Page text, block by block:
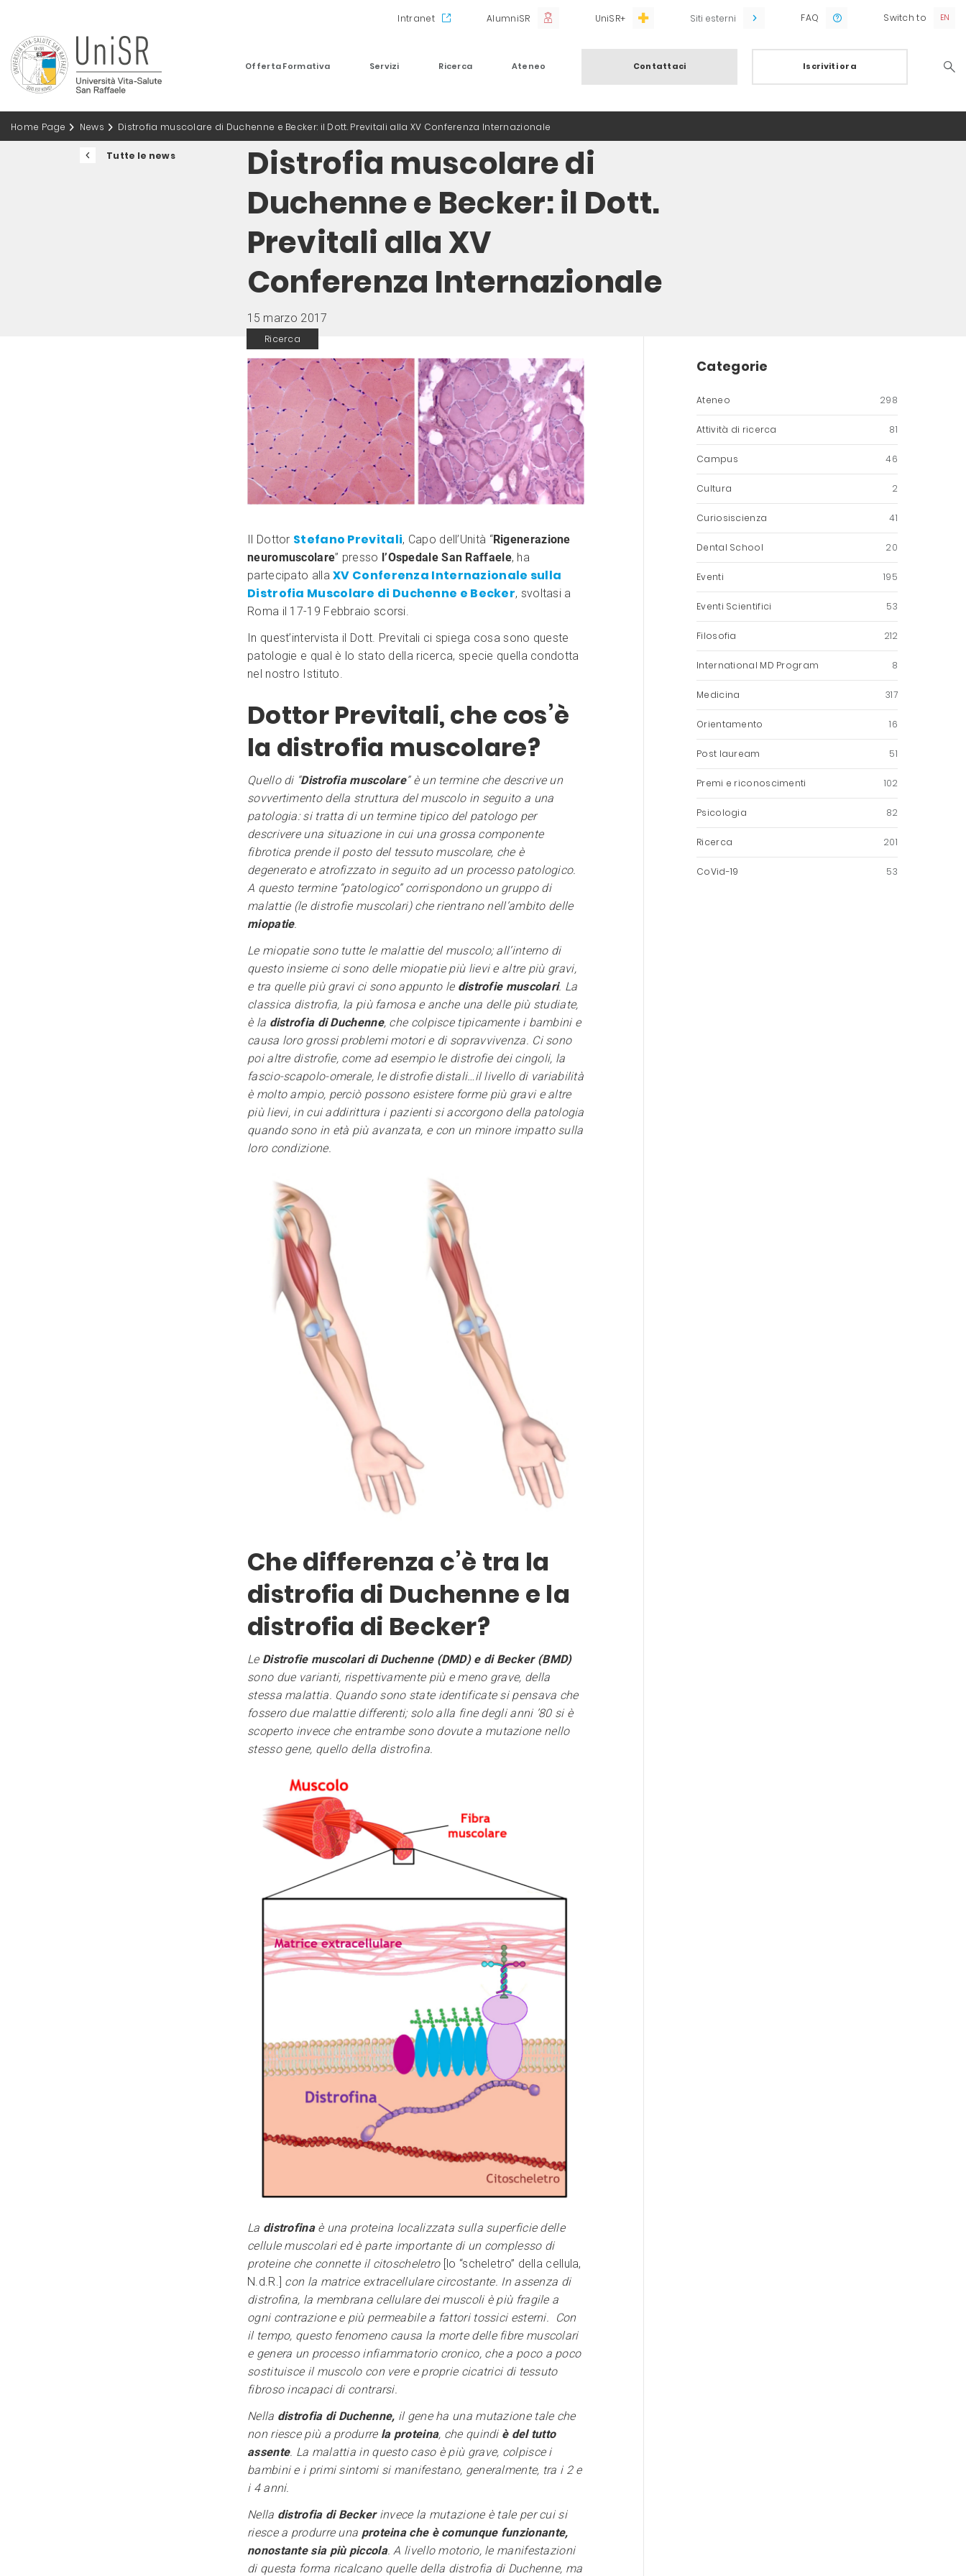
Intranet AlumniSR UniSR+ Siti esterni FAQ Switch to
Offerta Formativa Servizi Ricerca Ateneo Contattaci Iscriviti ora
Home Page News Distrofia muscolare di Duchenne e Becker: il Dott. Previtali alla XV Conferenza Internazionale
Tutte le news
Distrofia muscolare di
Duchenne e Becker: il Dott.
Previtali alla XV
Conferenza Internazionale
15 marzo 2017
Ricerca
Il Dottor Stefano Previtali, Capo dell’Unità “Rigenerazione
neuromuscolare” presso l’Ospedale San Raffaele, ha
partecipato allaXV Conferenza Internazionale sulla
Distrofia Muscolare di Duchenne e Becker, svoltasi a
Roma il 17-19 Febbraio scorsi.
In quest’intervista il Dott. Previtali ci spiega cosa sono queste
patologie e qual è lo stato della ricerca, specie quella condotta
nel nostro Istituto.
Dottor Previtali, che cos’è
la distrofia muscolare?
Quello di “Distrofia muscolare” è un termine che descrive un
sovvertimento della struttura del muscolo in seguito a una
patologia: si tratta di un termine tipico del patologo per
descrivere una situazione in cui una grossa componente
fibrotica prende il posto del tessuto muscolare, che è
degenerato e atrofizzato in seguito ad un processo patologico.
A questo termine “patologico” corrispondono un gruppo di
malattie (le distrofie muscolari) che rientrano nell’ambito delle
miopatie.
Le miopatie sono tutte le malattie del muscolo; all’interno di
questo insieme ci sono delle miopatie più lievi e altre più gravi,
e tra quelle più gravi ci sono appunto le distrofie muscolari. La
classica distrofia, la più famosa e anche una delle più studiate,
è la distrofia di Duchenne, che colpisce tipicamente i bambini e
causa loro grossi problemi motori e di sopravvivenza. Ci sono
poi altre distrofie, come ad esempio le distrofie dei cingoli, la
fascio-scapolo-omerale, le distrofie distali…il livello di variabilità
è molto ampio, perciò possono esistere forme più gravi e altre
più lievi, in cui addirittura i pazienti si accorgono della patologia
quando sono in età più avanzata, e con un minore impatto sulla
loro condizione.
Che differenza c’è tra la
distrofia di Duchenne e la
distrofia di Becker?
Le Distrofie muscolari di Duchenne (DMD) e di Becker (BMD)
sono due varianti, rispettivamente più e meno grave, della
stessa malattia. Quando sono state identificate si pensava che
fossero due malattie differenti; solo alla fine degli anni ’80 si è
scoperto invece che entrambe sono dovute a mutazione nello
stesso gene, quello della distrofina.
La distrofina è una proteina localizzata sulla superficie delle
cellule muscolari ed è parte importante di un complesso di
proteine che connette il citoscheletro[lo “scheletro” della cellula,
N.d.R.] con la matrice extracellulare circostante. In assenza di
distrofina, la membrana cellulare dei muscoli è più fragile a
ogni contrazione e più permeabile a fattori tossici esterni. Con
il tempo, questo fenomeno causa la morte delle fibre muscolari
e genera un processo infiammatorio cronico, che a poco a poco
sostituisce il muscolo con vere e proprie cicatrici di tessuto
fibroso incapaci di contrarsi.
Nella distrofia di Duchenne, il gene ha una mutazione tale che
non riesce più a produrre la proteina, che quindi è del tutto
assente. La malattia in questo caso è più grave, colpisce i
bambini e i primi sintomi si manifestano, generalmente, tra i 2 e
i 4 anni.
Nella distrofia di Beckerinvece la mutazione è tale per cui si
riesce a produrre una proteina che è comunque funzionante,
nonostante sia più piccola. A livello motorio, le manifestazioni
di questa forma ricalcano quelle della distrofia di Duchenne, ma
Categorie
Ateneo 298
Attività di ricerca 81
Campus 46
Cultura 2
Curiosiscienza 41
Dental School 20
Eventi 195
Eventi Scientifici 53
Filosofia 212
International MD Program 8
Medicina 317
Orientamento 16
Post lauream 51
Premi e riconoscimenti 102
Psicologia 82
Ricerca 201
CoVid-19 53